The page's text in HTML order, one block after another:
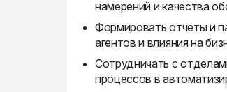
намерений и качества
Формировать отчеты и
агентов и влияния на
Сотрудничать с
процессов в